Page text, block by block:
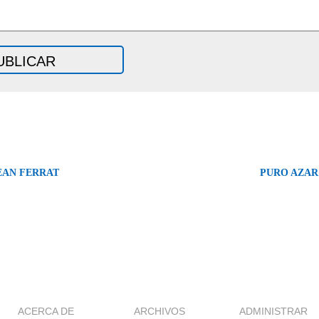
FERRAT PURO
ACERCA DE ARCHIVOS ADMINISTRAR